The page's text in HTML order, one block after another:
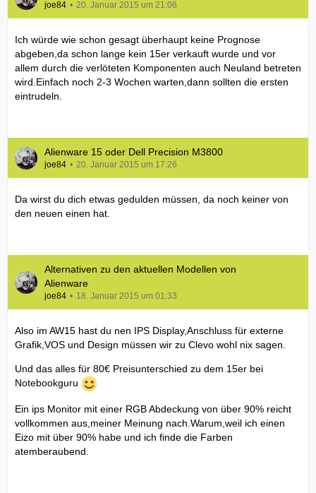
joe84 20. Januar 2015 um 21:06
Ich würde wie schon gesagt überhaupt keine Prognose
abgeben,da schon lange kein 15er verkauft wurde und vor
allem durch die verlöteten Komponenten auch Neuland betreten
wird.Einfach noch 2-3 Wochen warten,dann sollten die ersten
eintrudeln.
Alienware 15 oder Dell Precision M3800
joe84 20. Januar 2015 um 17:26
Da wirst du dich etwas gedulden müssen, da noch keiner von
den neuen einen hat.
Alternativen zu den aktuellen Modellen von
Alienware
joe84 18. Januar 2015 um 01:33
Also im AW15 hast du nen IPS Display,Anschluss für externe
Grafik,VOS und Design müssen wir zu Clevo wohl nix sagen.
Und das alles für 80€ Preisunterschied zu dem 15er bei
Notebookguru
Ein ips Monitor mit einer RGB Abdeckung von über 90% reicht
vollkommen aus,meiner Meinung nach.Warum,weil ich einen
Eizo mit über 90% habe und ich finde die Farben
atemberaubend.